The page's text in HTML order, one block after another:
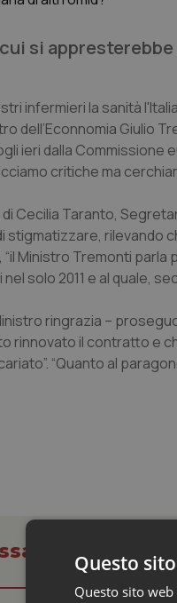
si
infermieri la sanità
dell’Econnomia Giulio
ieri dalla Commissione
critiche ma
Cecilia Taranto,
stigmatizzare, rilevando
Ministro Tremonti
nel solo 2011 e al
ringrazia –
rinnovato il contratto e
“Quanto al
inQuesto
Questo sito